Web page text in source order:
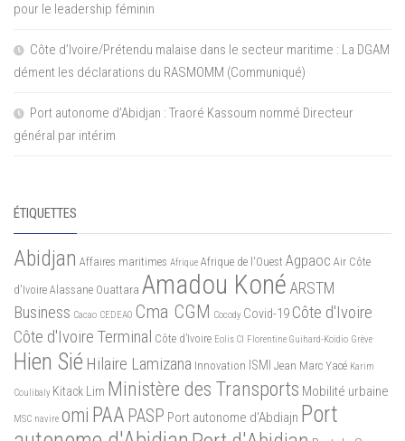
pour le leadership féminin
Côte d’Ivoire/Prétendu malaise dans le secteur maritime : La DGAM
dément les déclarations du RASMOMM (Communiqué)
Port autonome d’Abidjan : Traoré Kassoum nommé Directeur
général par intérim
ÉTIQUETTES
Abidjan Affaires maritimes Afrique Afrique de l'Ouest Agpaoc Air Côte
d'Ivoire Alassane Ouattara Amadou Koné ARSTM
Business Cacao CEDEAO Cma CGM Cocody Covid-19 Côte d'Ivoire
Côte d'Ivoire Terminal Côte d’Ivoire Eolis CI Florentine Guihard-Koidio Grève
Hien Sié Hilaire Lamizana Innovation ISMI Jean Marc Yacé Karim
Coulibaly Kitack Lim Ministère des Transports Mobilité urbaine
MSC navire omi PAA PASP Port autonome d'Abdiajn Port